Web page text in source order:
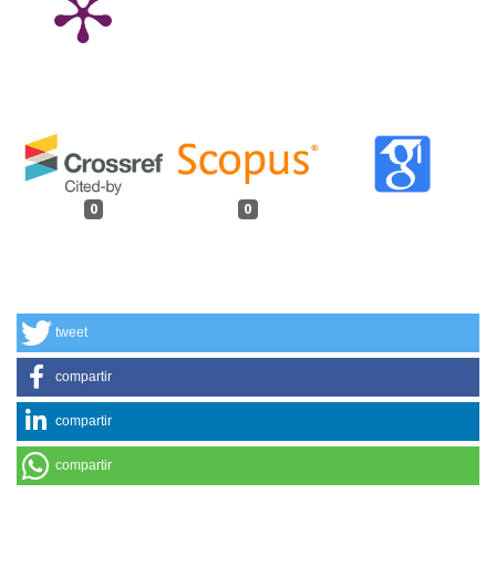
0 0
tweet
compartir
compartir
compartir